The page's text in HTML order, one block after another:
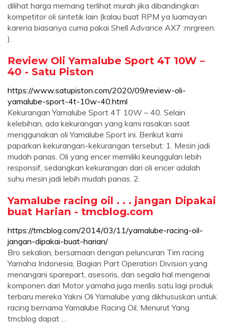
dilihat harga memang terlihat murah jika dibandingkan
kompetitor oli sintetik lain (kalau buat RPM ya luamayan
karena biasanya cuma pakai Shell Advance AX7 :mrgreen:
).
Review Oli Yamalube Sport 4T 10W –
40 - Satu Piston
https://www.satupiston.com/2020/09/review-oli-
yamalube-sport-4t-10w-40.html
Kekurangan Yamalube Sport 4T 10W – 40. Selain
kelebihan, ada kekurangan yang kami rasakan saat
menggunakan oli Yamalube Sport ini. Berikut kami
paparkan kekurangan-kekurangan tersebut: 1. Mesin jadi
mudah panas. Oli yang encer memiliki keunggulan lebih
responsif, sedangkan kekurangan dari oli encer adalah
suhu mesin jadi lebih mudah panas. 2.
Yamalube racing oil . . . jangan Dipakai
buat Harian - tmcblog.com
https://tmcblog.com/2014/03/11/yamalube-racing-oil-
jangan-dipakai-buat-harian/
Bro sekalian, bersamaan dengan peluncuran Tim racing
Yamaha Indonesia, Bagian Part Operation Division yang
menangani sparepart, asesoris, dan segala hal mengenai
komponen dari Motor yamaha juga merilis satu lagi produk
terbaru mereka Yakni Oli Yamalube yang dikhususkan untuk
racing bernama Yamalube Racing Oil, Menurut Yang
tmcblog dapat …